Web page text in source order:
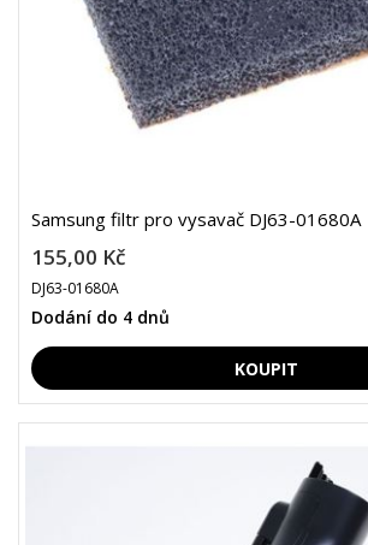
Samsung filtr pro vysavač DJ63-01680A
155,00 Kč
DJ63-01680A
Dodání do 4 dnů